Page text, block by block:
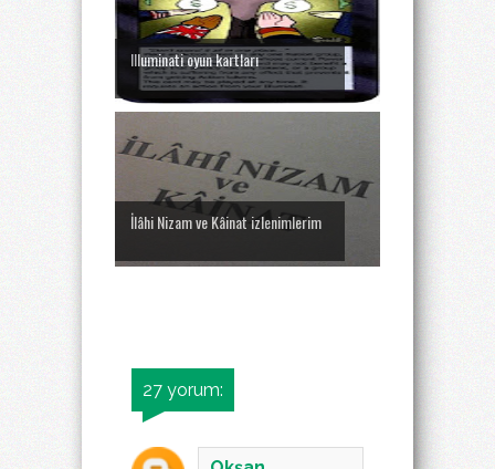
Illuminati oyun kartları
İlâhi Nizam ve Kâinat izlenimlerim
27 yorum: